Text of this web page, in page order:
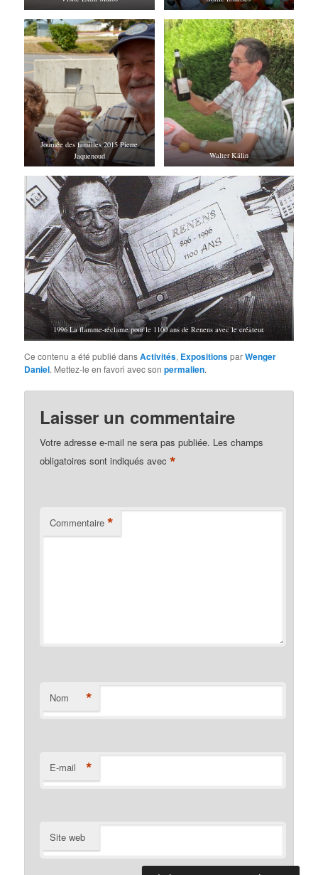
Journée des familles 2015 Pierre
Jaquenoud
Walter Kälin
1996 La flamme-réclame pour le 1100 ans de Renens avec le créateur.
Ce contenu a été publié dansActivités, ExpositionsparWenger
Daniel. Mettez-le en favori avec sonpermalien.
Laisser un commentaire
Votre adresse e-mail ne sera pas publiée. Les champs
obligatoires sont indiqués avec*
Commentaire *
Nom *
E-mail *
Site web